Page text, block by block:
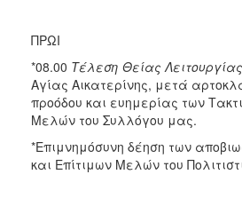
ΠΡΩΙ
*08.00 Τέλεση Θείας Λειτουργίας
Αγίας Αικατερίνης, μετά
προόδου και ευημερίας των
Μελών του Συλλόγου μας.
*Επιμνημόσυνη δέηση των
και Επίτιμων Μελών του